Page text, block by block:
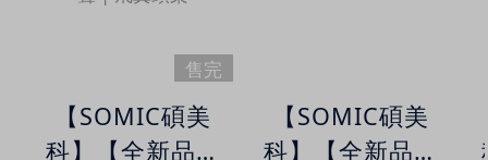
售完
【SOMIC碩美
科】【全新品出
【SOMIC碩美
科】【全新品出